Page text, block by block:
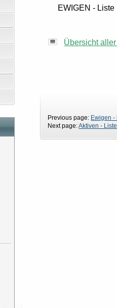
EWIGEN - Liste
Übersicht
Previous page: Ewigen -
Next page:Aktiven -